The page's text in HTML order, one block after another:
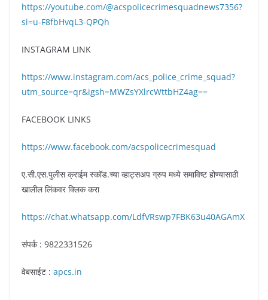
https://youtube.com/@acspolicecrimesquadnews7356?
si=u-F8fbHvqL3-QPQh
INSTAGRAM LINK
https://www.instagram.com/acs_police_crime_squad?
utm_source=qr&igsh=MWZsYXlrcWttbHZ4ag==
FACEBOOK LINKS
https://www.facebook.com/acspolicecrimesquad
ए.सी.एस.पुलीस क्राईम स्कॉड.च्या व्हाट्सअप ग्रुप मध्ये समाविष्ट होण्यासाठी
खालील लिंकवर क्लिक करा
https://chat.whatsapp.com/LdfVRswp7FBK63u40AGAmX
संपर्क : 9822331526
वेबसाईट : apcs.in